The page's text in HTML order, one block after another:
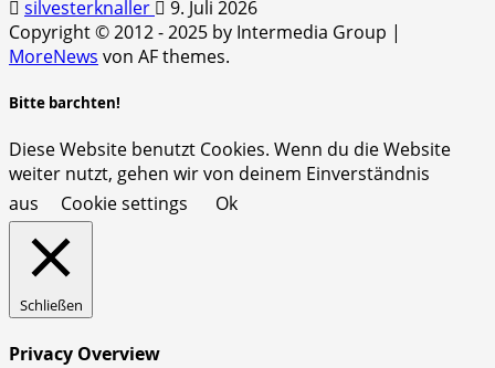
silvesterknaller
9. Juli 2026
Copyright © 2012 - 2025 by Intermedia Group |
MoreNews von AF themes.
Bitte barchten!
Diese Website benutzt Cookies. Wenn du die Website
weiter nutzt, gehen wir von deinem Einverständnis
aus
Cookie settings Ok
Schließen
Privacy Overview